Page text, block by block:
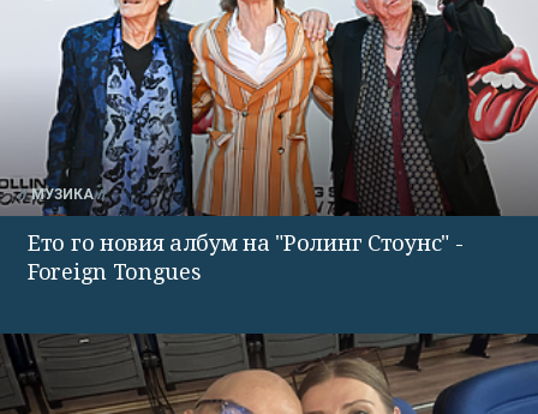
МУЗИКА
Ето го новия албум на "Ролинг Стоунс" -
Foreign Tongues